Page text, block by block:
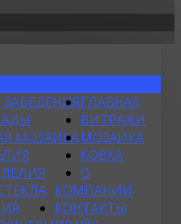
МОЗАИКА
ГЛАВНАЯ
ВИТРАЖИ
МОЗАИКА
КОВКА
О
КОМПАНИИ
КОНТАКТЫ